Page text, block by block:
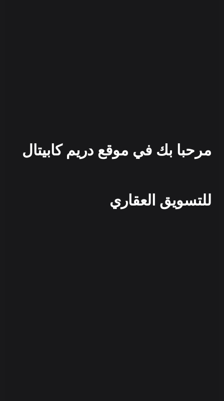
مرحبا بك في موقع دريم كابيتال
للتسويق العقاري